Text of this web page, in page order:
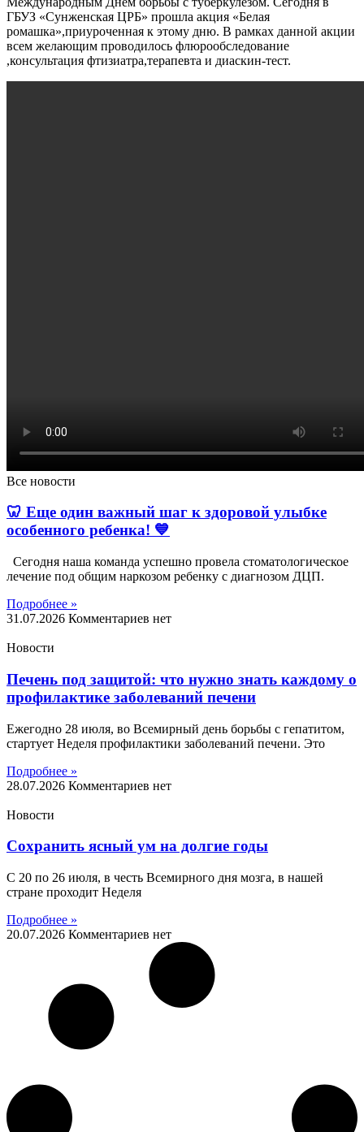
ГБУЗ «Сунженская ЦРБ» прошла акция «Белая
ромашка»,приуроченная к этому дню. В рамках данной акции
всем желающим проводилось флюрообследование
,консультация фтизиатра,терапевта и диаскин-тест.
Все новости
🦷 Еще один важный шаг к здоровой улыбке
особенного ребенка! 💙
Сегодня наша команда успешно провела стоматологическое
лечение под общим наркозом ребенку с диагнозом ДЦП.
Подробнее »
31.07.2026 Комментариев нет
Новости
Печень под защитой: что нужно знать каждому о
профилактике заболеваний печени
Ежегодно 28 июля, во Всемирный день борьбы с гепатитом,
стартует Неделя профилактики заболеваний печени. Это
Подробнее »
28.07.2026 Комментариев нет
Новости
Сохранить ясный ум на долгие годы
С 20 по 26 июля, в честь Всемирного дня мозга, в нашей
стране проходит Неделя
Подробнее »
20.07.2026 Комментариев нет